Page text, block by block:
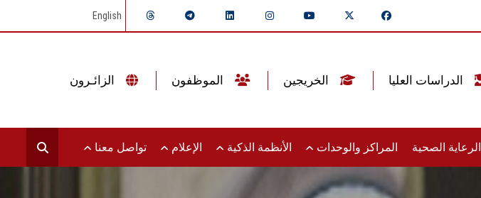
English
الرعاية الصحية المراكز والوحدات الأنظمة الذكية الإعلام تواصل معنا